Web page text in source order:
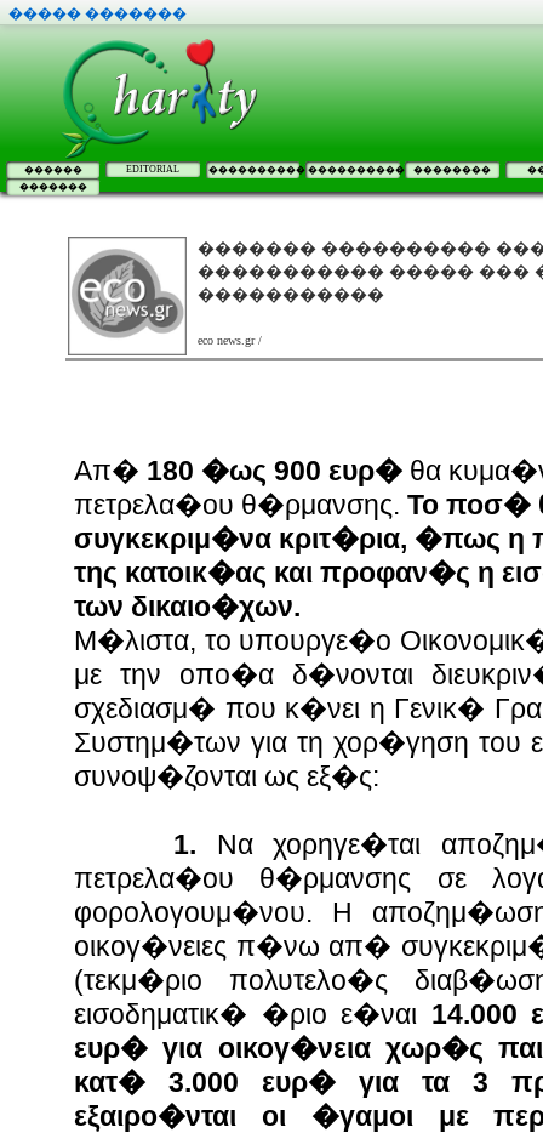
����� �������
������ EDITORIAL ���������� ���������� ��������
�������
������� ����������
����������� ����� ���
�����������
eco news.gr /
Απ� 180 �ως 900 ευρ� θα
πετρελα�ου θ�ρμανσης.Το ποσ�
συγκεκριμ�να κριτ�ρια, �πως η
της κατοικ�ας και προφαν�ς η
των δικαιο�χων.
Μ�λιστα, το υπουργε�ο
με την οπο�α δ�νονται
σχεδιασμ� που κ�νει η Γενικ�
Συστημ�των για τη χορ�γηση του
συνοψ�ζονται ως εξ�ς:
1. Να χορηγε�ται
πετρελα�ου θ�ρμανσης σε
φορολογουμ�νου. Η
οικογ�νειες π�νω απ�
(τεκμ�ριο πολυτελο�ς
εισοδηματικ� �ριο ε�ναι 14.000
ευρ� για οικογ�νεια χωρ�ς
κατ� 3.000 ευρ� για τα 3
εξαιρο�νται οι �γαμοι με